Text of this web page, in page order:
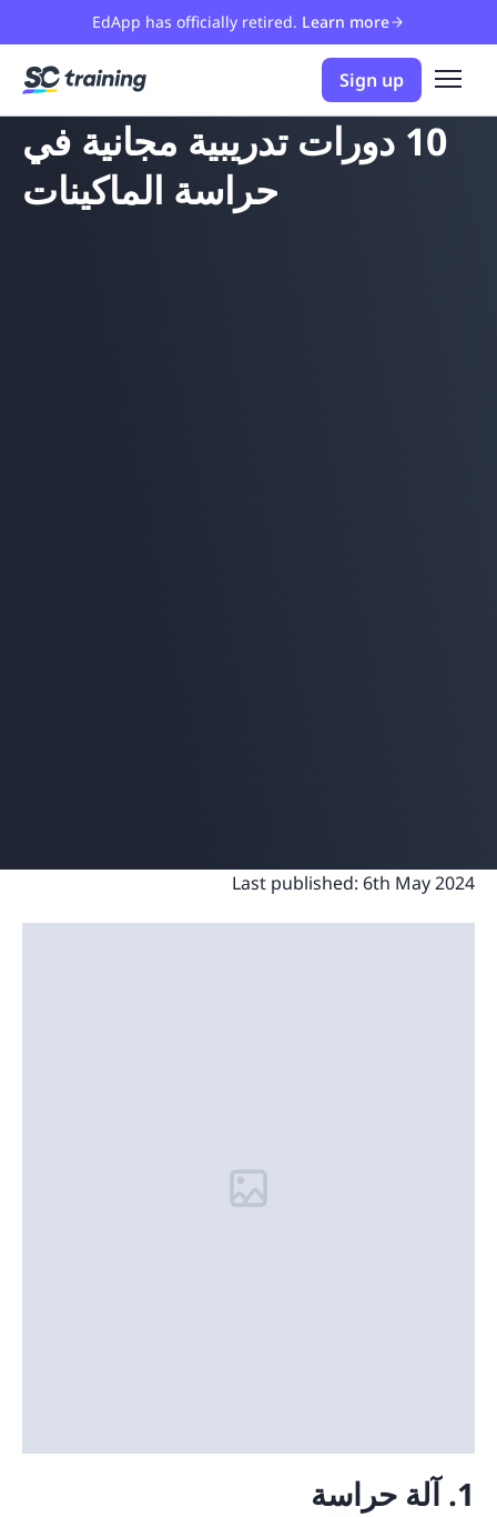
EdApp has officially retired. Learn more
Sign up
10 دورات تدريبية مجانية في
حراسة الماكينات
Last published: 6th May 2024
1. آلة حراسة